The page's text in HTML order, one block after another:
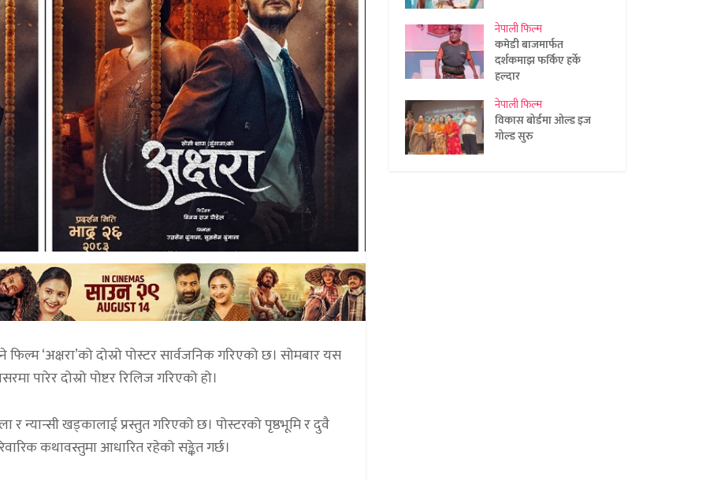
‘अक्षरा’को दोस्रो पोस्टर सार्वजनिक गरिएको छ। सोमबार यस
पारेर दोस्रो पोष्टर रिलिज गरिएको हो।
न्यान्सी खड्कालाई प्रस्तुत गरिएको छ। पोस्टरको पृष्ठभूमि र दुवै
कथावस्तुमा आधारित रहेको सङ्केत गर्छ।
नेपाली फिल्म
कमेडी बाजमार्फत
दर्शकमाझ फर्किए हर्के
हल्दार
नेपाली फिल्म
विकास बोर्डमा ओल्ड इज
गोल्ड सुरु